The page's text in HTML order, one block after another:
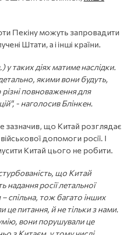
Пекіну можуть запровадити
Штати, а і інші країни.
у таких діях матиме наслідки.
якими вони будуть,
повноваження для
- наголосив Блінкен.
зазначив, що Китай розглядає
допомоги росії. І
Китай цього не робити.
що Китай
надання росії летальної
спільна, тож багато інших
це питання, й не тільки з нами.
вони порушували це